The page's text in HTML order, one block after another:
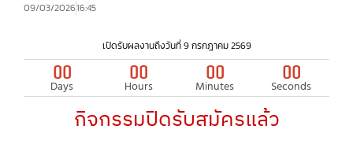
09/03/202616:45
เปิดรับผลงานถึงวันที่ 9 กรกฎาคม 2569
00
Days
00
Hours
00
Minutes
00
Seconds
กิจกรรมปิดรับสมัครแล้ว